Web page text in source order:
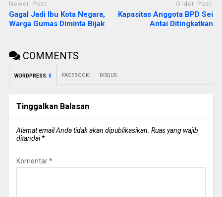
Newer Post
Gagal Jadi Ibu Kota Negara,
Warga Gumas Diminta Bijak
Older Post
Kapasitas Anggota BPD Sei
Antai Ditingkatkan
COMMENTS
WORDPRESS: 0 FACEBOOK: DISQUS:
Tinggalkan Balasan
Alamat email Anda tidak akan dipublikasikan. Ruas yang wajib
ditandai*
Komentar*